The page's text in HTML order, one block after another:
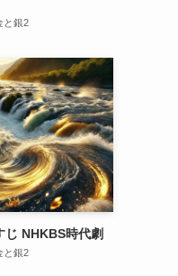
と銀2
じ NHKBS時代劇
と銀2